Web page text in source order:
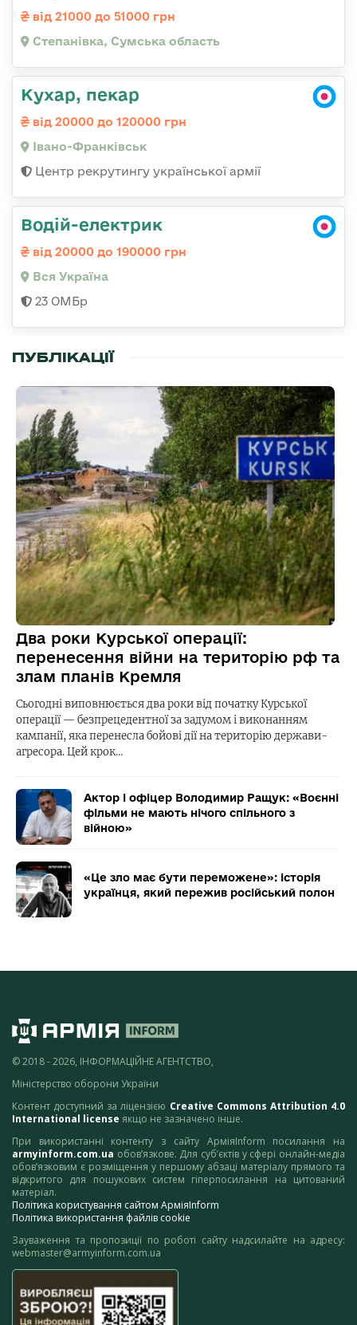
від 21000 до 51000 грн
Степанівка, Сумська область
Кухар, пекар
від 20000 до 120000 грн
Івано-Франківськ
Центр рекрутингу української армії
Водій-електрик
від 20000 до 190000 грн
Вся Україна
23 ОМБр
ПУБЛІКАЦІЇ
Два роки Курської операції:
перенесення війни на територію рф та
злам планів Кремля
Сьогодні виповнюється два роки від початку Курської
операції — безпрецедентної за задумом і виконанням
кампанії, яка перенесла бойові дії на територію держави-
агресора. Цей крок…
Актор і офіцер Володимир Ращук: «Воєнні
фільми не мають нічого спільного з
війною»
«Це зло має бути переможене»: історія
українця, який пережив російський полон
© 2018 - 2026, ІНФОРМАЦІЙНЕ АГЕНТСТВО,
Міністерство оборони України
Контент доступний за ліцензією Creative Commons Attribution 4.0
International license якщо не зазначено інше.
При використанні контенту з сайту АрміяInform посилання на
armyinform.com.ua обов’язкове. Для суб’єктів у сфері онлайн-медіа
обов’язковим є розміщення у першому абзаці матеріалу прямого та
відкритого для пошукових систем гіперпосилання на цитований
матеріал.
Політика користування сайтом АрміяInform
Політика використання файлів cookie
Зауваження та пропозиції по роботі сайту надсилайте на адресу:
webmaster@armyinform.com.ua